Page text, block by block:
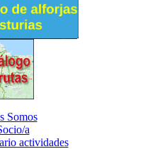
Somos
a
actividades